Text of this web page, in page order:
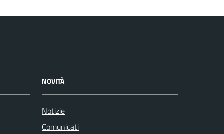
NOVITÀ
Notizie
Comunicati